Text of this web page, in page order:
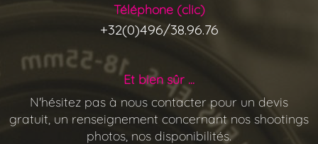
Téléphone (clic)
+32(0)496/38.96.76
Et bien sûr ...
N'hésitez pas à nous contacter pour un devis
gratuit, un renseignement concernant nos shootings
photos, nos disponibilités.